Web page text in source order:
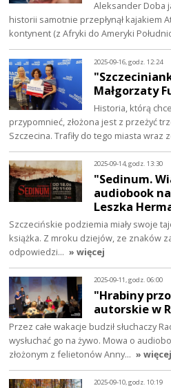
Aleksander Doba
historii samotnie przepłynął kajakiem
kontynent (z Afryki do Ameryki
2025-09-16, godz. 12:24
Małgorzaty
Historia, którą
przypomnieć, złożona jest z przeżyć
Szczecina. Trafiły do tego miasta wraz
2025-09-14, godz. 13:30
"Sedinum.
audiobook
Leszka
Szczecińskie podziemia miały swoje
książka. Z mroku dziejów, ze znaków
odpowiedzi… » więcej
2025-09-11, godz. 06:00
"Hrabiny
autorskie w
Przez całe wakacje budził słuchaczy
wysłuchać go na żywo. Mowa o
złożonym z felietonów Anny… » więcej
2025-09-10, godz. 10:19